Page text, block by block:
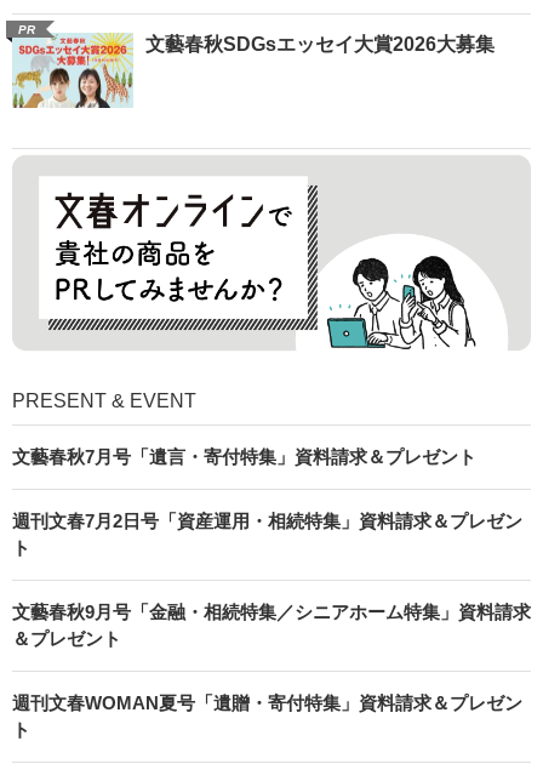
PR
文藝春秋SDGsエッセイ大賞2026大募集
PRESENT & EVENT
文藝春秋7月号「遺言・寄付特集」資料請求＆プレゼント
週刊文春7月2日号「資産運用・相続特集」資料請求＆プレゼン
ト
文藝春秋9月号「金融・相続特集／シニアホーム特集」資料請求
＆プレゼント
週刊文春WOMAN夏号「遺贈・寄付特集」資料請求＆プレゼン
ト